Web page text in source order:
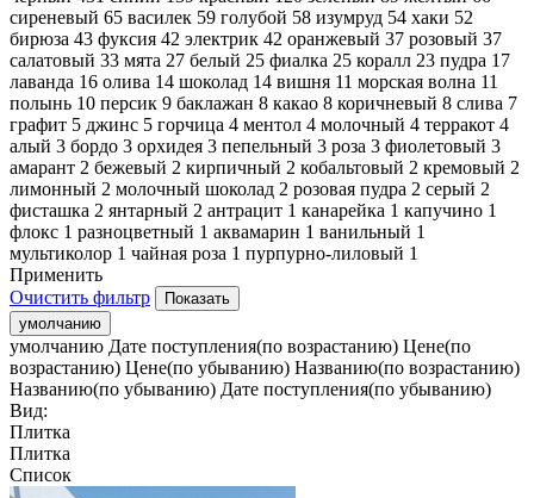
сиреневый 65 василек 59 голубой 58 изумруд 54 хаки 52
бирюза 43 фуксия 42 электрик 42 оранжевый 37 розовый 37
салатовый 33 мята 27 белый 25 фиалка 25 коралл 23 пудра 17
лаванда 16 олива 14 шоколад 14 вишня 11 морская волна 11
полынь 10 персик 9 баклажан 8 какао 8 коричневый 8 слива 7
графит 5 джинс 5 горчица 4 ментол 4 молочный 4 терракот 4
алый 3 бордо 3 орхидея 3 пепельный 3 роза 3 фиолетовый 3
амарант 2 бежевый 2 кирпичный 2 кобальтовый 2 кремовый 2
лимонный 2 молочный шоколад 2 розовая пудра 2 серый 2
фисташка 2 янтарный 2 антрацит 1 канарейка 1 капучино 1
флокс 1 разноцветный 1 аквамарин 1 ванильный 1
мультиколор 1 чайная роза 1 пурпурно-лиловый 1
Применить
Очистить фильтр
умолчанию
умолчанию Дате поступления(по возрастанию) Цене(по
возрастанию) Цене(по убыванию) Названию(по возрастанию)
Названию(по убыванию) Дате поступления(по убыванию)
Вид:
Плитка
Плитка
Список